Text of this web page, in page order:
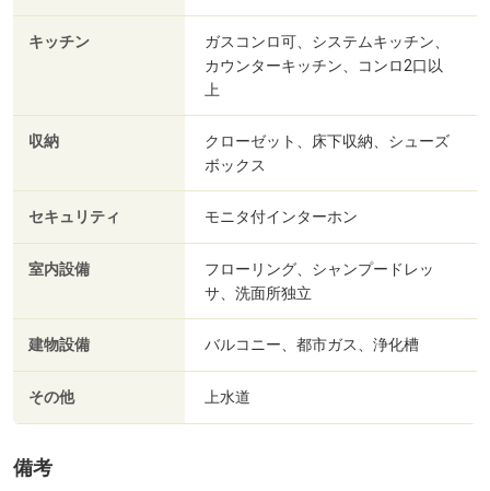
キッチン
ガスコンロ可、システムキッチン、
カウンターキッチン、コンロ2口以
上
収納
クローゼット、床下収納、シューズ
ボックス
セキュリティ モニタ付インターホン
室内設備
フローリング、シャンプードレッ
サ、洗面所独立
建物設備 バルコニー、都市ガス、浄化槽
その他 上水道
備考